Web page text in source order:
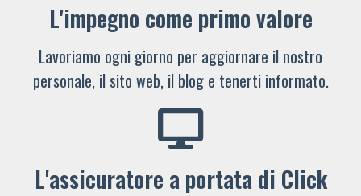
L'impegno come primo valore
Lavoriamo ogni giorno per aggiornare il nostro
personale, il sito web, il blog e tenerti informato.
L'assicuratore a portata di Click